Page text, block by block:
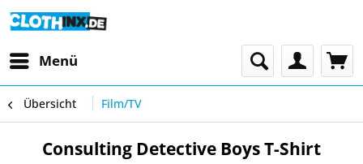
Menü
Übersicht Film/TV
Consulting Detective Boys T-Shirt